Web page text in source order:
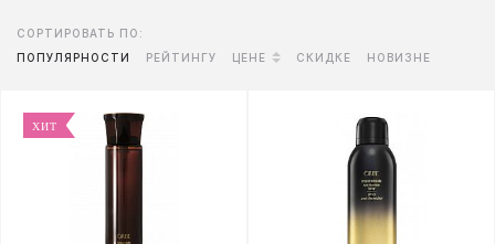
СОРТИРОВАТЬ ПО:
ПОПУЛЯРНОСТИ
РЕЙТИНГУ ЦЕНЕ СКИДКЕ НОВИЗНЕ
ХИТ